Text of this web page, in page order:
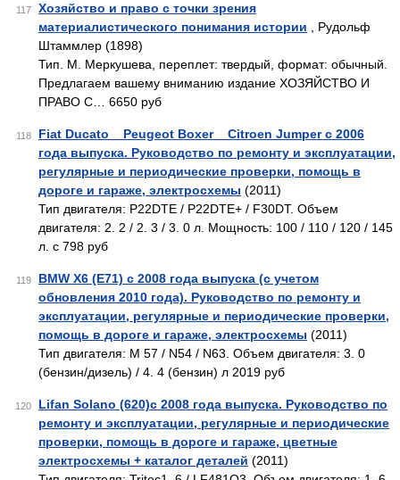
117
Хозяйство и право с точки зрения
материалистического понимания истории , Рудольф
Штаммлер (1898)
Тип. М. Меркушева, переплет: твердый, формат: обычный.
Предлагаем вашему вниманию издание ХОЗЯЙСТВО И
ПРАВО С… 6650 руб
118
Fiat Ducato _ Peugeot Boxer _ Citroen Jumper с 2006
года выпуска. Руководство по ремонту и эксплуатации,
регулярные и периодические проверки, помощь в
дороге и гараже, электросхемы (2011)
Тип двигателя: P22DTE / P22DTE+ / F30DT. Объем
двигателя: 2. 2 / 2. 3 / 3. 0 л. Мощность: 100 / 110 / 120 / 145
л. с 798 руб
119
BMW X6 (E71) c 2008 года выпуска (с учетом
обновления 2010 года). Руководство по ремонту и
эксплуатации, регулярные и периодические проверки,
помощь в дороге и гараже, электросхемы (2011)
Тип двигателя: М 57 / N54 / N63. Объем двигателя: 3. 0
(бензин/дизель) / 4. 4 (бензин) л 2019 руб
120
Lifan Solano (620)с 2008 года выпуска. Руководство по
ремонту и эксплуатации, регулярные и периодические
проверки, помощь в дороге и гараже, цветные
электросхемы + каталог деталей (2011)